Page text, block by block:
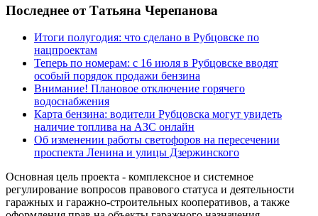
Последнее от Татьяна Черепанова
Итоги полугодия: что сделано в Рубцовске по
нацпроектам
Теперь по номерам: с 16 июля в Рубцовске вводят
особый порядок продажи бензина
Внимание! Плановое отключение горячего
водоснабжения
Карта бензина: водители Рубцовска могут увидеть
наличие топлива на АЗС онлайн
Об изменении работы светофоров на пересечении
проспекта Ленина и улицы Дзержинского
Основная цель проекта - комплексное и системное
регулирование вопросов правового статуса и деятельности
гаражных и гаражно-строительных кооперативов, а также